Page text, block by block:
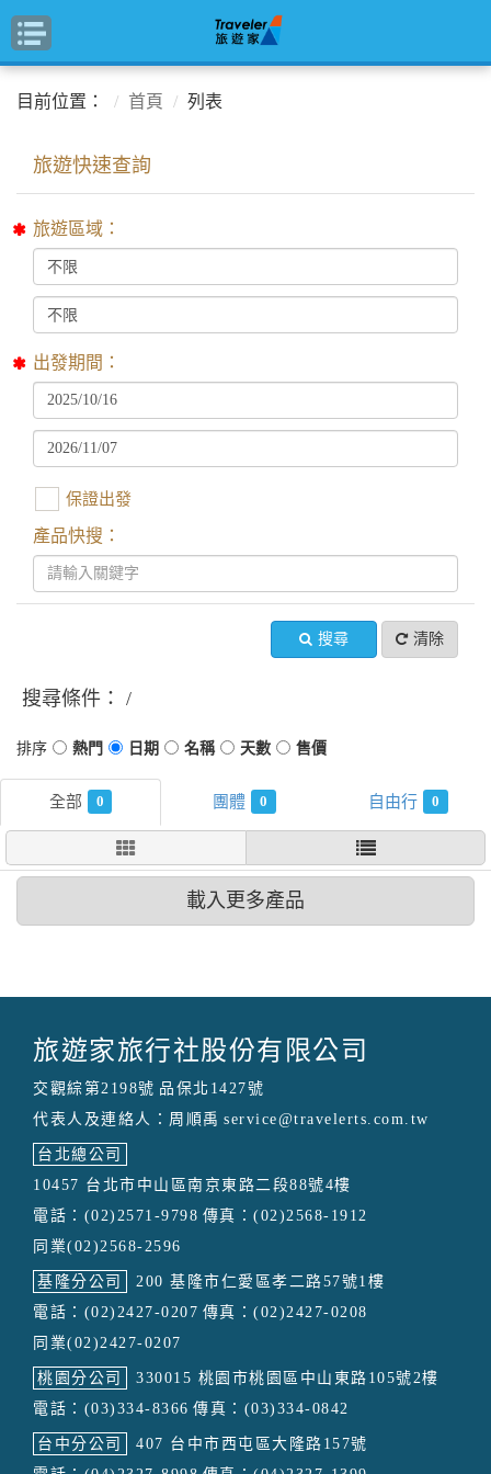
目前位置： 首頁 列表
旅遊區域：
出發期間：
保證出發
產品快搜：
搜尋 清除
搜尋條件：
0 0 0
載入更多產品
旅遊家旅行社股份有限公司
交觀綜第2198號 品保北1427號
代表人及連絡人：周順禹 service@travelerts.com.tw
台北總公司
10457 台北市中山區南京東路二段88號4樓
電話：(02)2571-9798 傳真：(02)2568-1912
同業(02)2568-2596
基隆分公司
200 基隆市仁愛區孝二路57號1樓
電話：(02)2427-0207 傳真：(02)2427-0208
同業(02)2427-0207
桃園分公司
330015 桃園市桃園區中山東路105號2樓
電話：(03)334-8366 傳真：(03)334-0842
台中分公司
407 台中市西屯區大隆路157號